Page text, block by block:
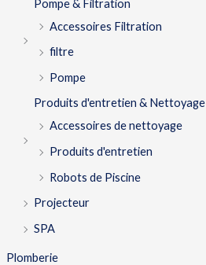
Pompe & Filtration
Accessoires Filtration
filtre
Pompe
Produits d'entretien & Nettoyage
Accessoires de nettoyage
Produits d'entretien
Robots de Piscine
Projecteur
SPA
Plomberie